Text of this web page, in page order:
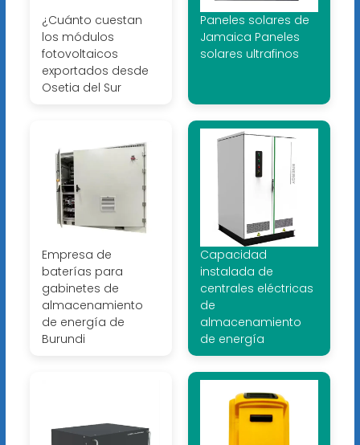
¿Cuánto cuestan
los módulos
fotovoltaicos
exportados desde
Osetia del Sur
Paneles solares de
Jamaica Paneles
solares ultrafinos
Empresa de
baterías para
gabinetes de
almacenamiento
de energía de
Burundi
Capacidad
instalada de
centrales eléctricas
de
almacenamiento
de energía